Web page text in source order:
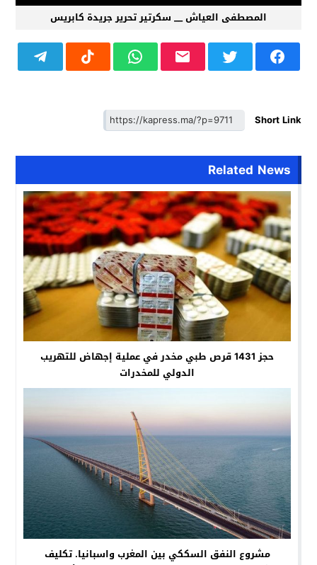
المصطفى العياش __ سكرتير تحرير جريدة كابريس
Short Link
Related News
حجز 1431 قرص طبي مخدر في عملية إجهاض للتهريب
الدولي للمخدرات
مشروع النفق السككي بين المغرب واسبانيا. تكليف